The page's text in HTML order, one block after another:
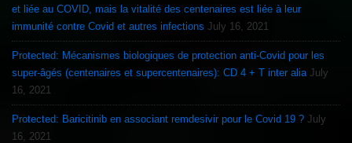
et liée au COVID, mais la vitalité des centenaires est liée à leur
immunité contre Covid et autres infections July 16, 2021
Protected: Mécanismes biologiques de protection anti-Covid pour les
super-âgés (centenaires et supercentenaires): CD 4 + T inter alia July
16, 2021
Protected: Baricitinib en associant remdesivir pour le Covid 19 ? July
16, 2021